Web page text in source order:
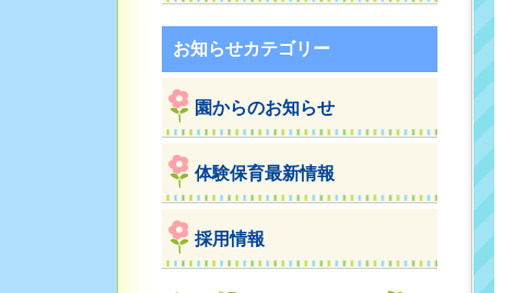
お知らせカテゴリー
園からのお知らせ
体験保育最新情報
採用情報